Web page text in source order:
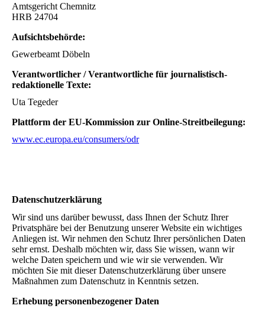
Amtsgericht Chemnitz
HRB 24704
Aufsichtsbehörde:
Gewerbeamt Döbeln
Verantwortlicher / Verantwortliche für journalistisch-
redaktionelle Texte:
Uta Tegeder
Plattform der EU-Kommission zur Online-Streitbeilegung:
www.ec.europa.eu/consumers/odr
Datenschutz­erklärung
Wir sind uns darüber bewusst, dass Ihnen der Schutz Ihrer
Privatsphäre bei der Benutzung unserer Website ein wichtiges
Anliegen ist. Wir nehmen den Schutz Ihrer persönlichen Daten
sehr ernst. Deshalb möchten wir, dass Sie wissen, wann wir
welche Daten speichern und wie wir sie verwenden. Wir
möchten Sie mit dieser Datenschutzerklärung über unsere
Maßnahmen zum Datenschutz in Kenntnis setzen.
Erhebung personenbezogener Daten